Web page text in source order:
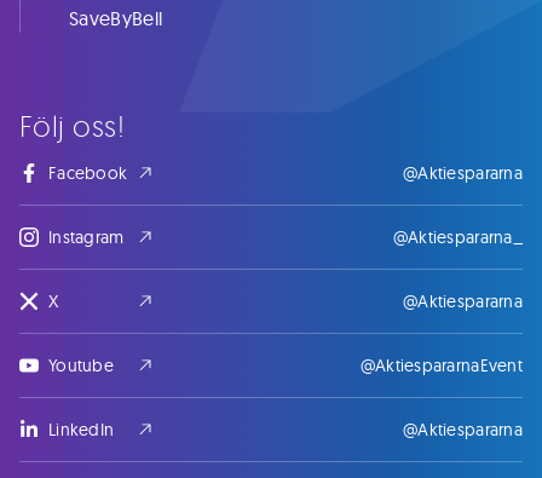
Följ oss!
Facebook @Aktiespararna
Instagram @Aktiespararna_
X @Aktiespararna
Youtube @AktiespararnaEvent
LinkedIn @Aktiespararna
SaveByBell